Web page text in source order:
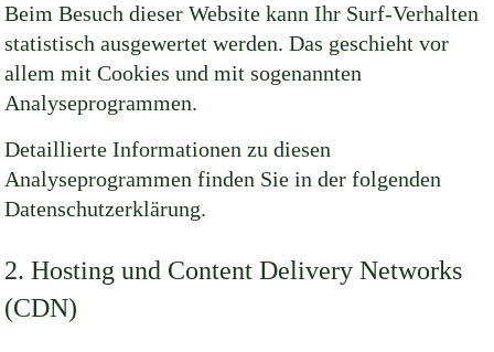
Beim Besuch dieser Website kann Ihr Surf-Verhalten
statistisch ausgewertet werden. Das geschieht vor
allem mit Cookies und mit sogenannten
Analyseprogrammen.
Detaillierte Informationen zu diesen
Analyseprogrammen finden Sie in der folgenden
Datenschutzerklärung.
2. Hosting und Content Delivery Networks
(CDN)